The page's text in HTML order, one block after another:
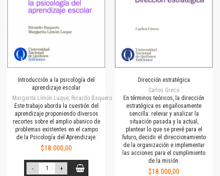
Introducción a la psicología del
aprendizaje escolar
Margarita Limón Luque, Ricardo Baquero
Este trabajo aborda la cuestión del
aprendizaje proponiendo diversos
recortes sobre el amplio abanico de
problemas existentes en el campo
de la Psicología del Aprendizaje.
$18.000,00
- +
Dirección estratégica
Carlos Greco
En términos teóricos, la dirección
estratégica es engañosamente
sencilla: relevar y analizar la
situación pasada y la actual,
plantear lo que se prevé para el
futuro, decidir el direccionamiento
de la organización e implementar
las acciones para el cumplimiento
de la misión.
$18.000,00